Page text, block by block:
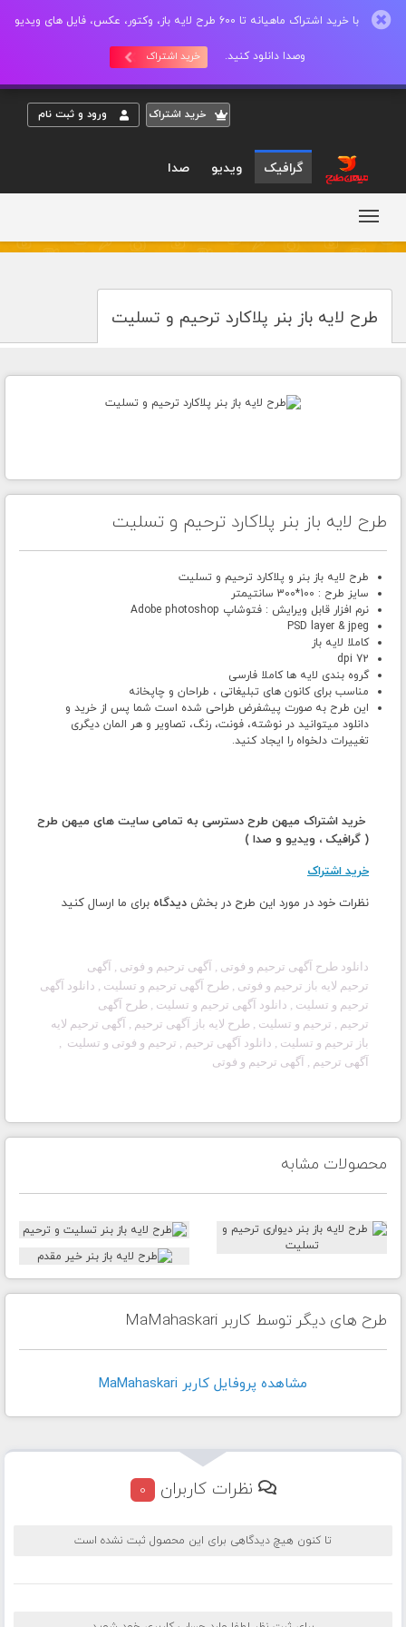
با خرید اشتراک ماهیانه تا 600 طرح لایه باز، وکتور، عکس، فایل های ویدیو
وصدا دانلود کنید. خرید اشتراک
خريد اشتراک ورود و ثبت نام
گرافیک ویدیو صدا
طرح لایه باز بنر پلاکارد ترحیم و تسلیت
طرح لایه باز بنر پلاکارد ترحیم و تسلیت
طرح لایه باز بنر و پلاکارد ترحیم و تسلیت
سایز طرح : 100*300 سانتیمتر
نرم افزار قابل ویرایش : فتوشاپ Adobe photoshop
PSD layer & jpeg
کاملا لایه باز
72 dpi
گروه بندی لایه ها کاملا فارسی
مناسب برای کانون های تبلیغاتی ، طراحان و چاپخانه
این طرح به صورت پیشفرض طراحی شده است شما پس از خرید و
دانلود میتوانید در نوشته، فونت، رنگ، تصاویر و هر المان دیگری
تغییرات دلخواه را ایجاد کنید.
خرید اشتراک میهن طرح دسترسی به تمامی سایت های میهن طرح
( گرافیک ، ویدیو و صدا )
خرید اشتراک
نظرات خود در مورد این طرح در بخش دیدگاه برای ما ارسال کنید
دانلود طرح آگهی ترحیم و فوتی , آگهی ترحیم و فوتی , آگهی
ترحیم لایه باز ترحیم و فوتی , طرح آگهی ترحیم و تسلیت , دانلود آگهی
ترحیم و تسلیت , دانلود آگهی ترحیم و تسلیت , طرح آگهی
ترحیم , ترحیم و تسلیت , طرح لایه باز آگهی ترحیم , آگهی ترحیم لایه
باز ترحیم و تسلیت , دانلود آگهی ترحیم , ترحیم و فوتی و تسلیت ,
آگهی ترحیم , آگهی ترحیم و فوتی
محصولات مشابه
طرح های دیگر توسط کاربر MaMahaskari
مشاهده پروفايل کاربر MaMahaskari
نظرات کاربران 0
تا کنون هیچ دیدگاهی برای این محصول ثبت نشده است